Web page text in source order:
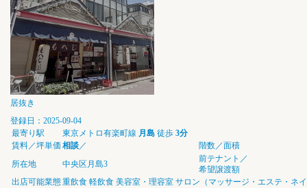
居抜き
登録日：2025-09-04
最寄り駅
東京メトロ有楽町線 月島 徒歩 3分
賃料／坪単価 相談／
階数／面積
所在地
中央区月島3
前テナント／
希望譲渡額
出店可能業態重飲食 軽飲食 美容室・理容室 サロン（マッサージ・エステ・ネ